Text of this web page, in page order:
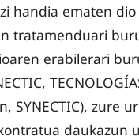
handia ematen
tratamenduari
erabilerari
SYNECTIC), zure